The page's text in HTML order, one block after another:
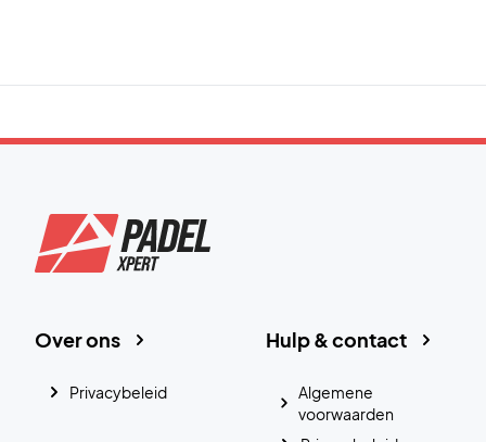
Hulp & contact
Algemene
voorwaarden
Over ons
Privacybeleid